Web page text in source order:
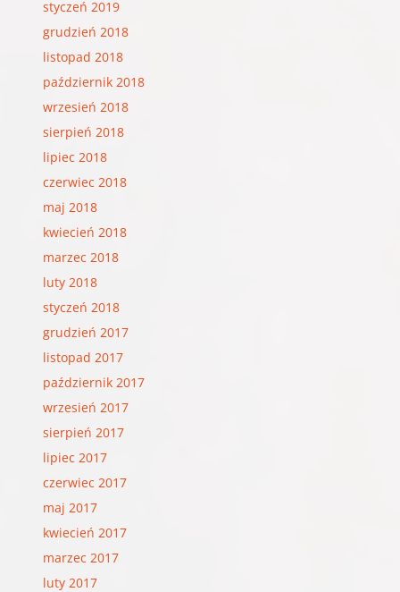
styczeń 2019
grudzień 2018
listopad 2018
październik 2018
wrzesień 2018
sierpień 2018
lipiec 2018
czerwiec 2018
maj 2018
kwiecień 2018
marzec 2018
luty 2018
styczeń 2018
grudzień 2017
listopad 2017
październik 2017
wrzesień 2017
sierpień 2017
lipiec 2017
czerwiec 2017
maj 2017
kwiecień 2017
marzec 2017
luty 2017